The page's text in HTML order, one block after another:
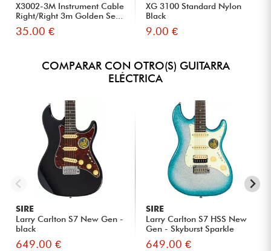
X3002-3M Instrument Cable
Right/Right 3m Golden Se...
35.00 €
XG 3100 Standard Nylon
Black
9.00 €
COMPARAR CON OTRO(S) GUITARRA
ELÉCTRICA
SIRE
Larry Carlton S7 New Gen -
black
649.00 €
SIRE
Larry Carlton S7 HSS New
Gen - Skyburst Sparkle
649.00 €